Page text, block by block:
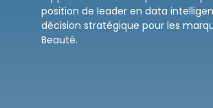
position de leader en data
décision stratégique pour les
Beauté.